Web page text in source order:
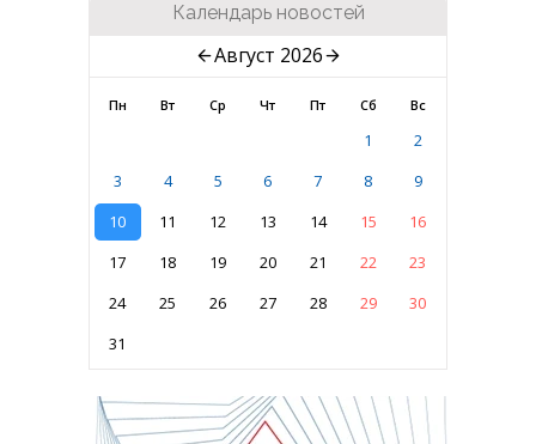
Календарь новостей
Август 2026
Пн Вт Ср Чт Пт Сб Вс
1
2
3
4 5 6 7 8
9
10
11 12 13 14 15
16
17
18 19 20 21 22
23
24
25 26 27 28 29
30
31